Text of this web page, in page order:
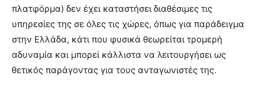
πλατφόρμα) δεν έχει καταστήσει διαθέσιμες τις
υπηρεσίες της σε όλες τις χώρες, όπως για παράδειγμα
στην Ελλάδα, κάτι που φυσικά θεωρείται τρομερή
αδυναμία και μπορεί κάλλιστα να λειτουργήσει ως
θετικός παράγοντας για τους ανταγωνιστές της.